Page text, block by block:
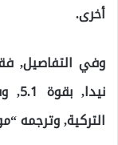
أخرى.
التركية, وترجمه